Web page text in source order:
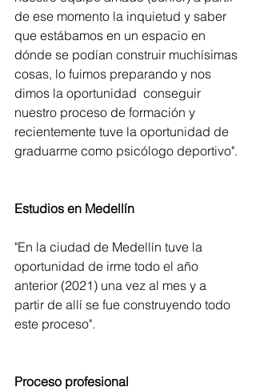
de ese momento la inquietud y saber
que estábamos en un espacio en
dónde se podían construir muchísimas
cosas, lo fuimos preparando y nos
dimos la oportunidad  conseguir
nuestro proceso de formación y
recientemente tuve la oportunidad de
graduarme como psicólogo deportivo".
Estudios en Medellín
"En la ciudad de Medellín tuve la
oportunidad de irme todo el año
anterior (2021) una vez al mes y a
partir de allí se fue construyendo todo
este proceso".
Proceso profesional